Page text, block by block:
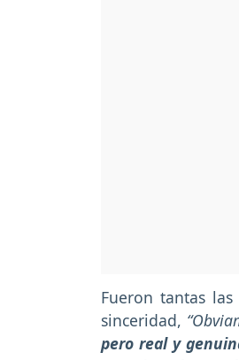
Fueron tantas
sinceridad,
pero real y